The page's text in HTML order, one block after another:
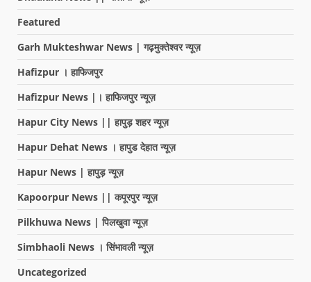
Featured
Garh Mukteshwar News | गढ़मुक्तेश्वर न्यूज़
Hafizpur । हाफिजपुर
Hafizpur News |। हाफिजपुर न्यूज़
Hapur City News || हापुड़ शहर न्यूज़
Hapur Dehat News । हापुड देहात न्यूज़
Hapur News | हापुड़ न्यूज़
Kapoorpur News || कपूरपुर न्यूज़
Pilkhuwa News | पिलखुवा न्यूज़
Simbhaoli News । सिंभावली न्यूज़
Uncategorized